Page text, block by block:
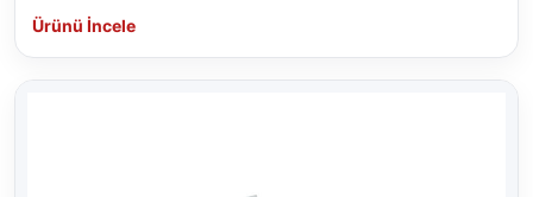
Ürünü İncele